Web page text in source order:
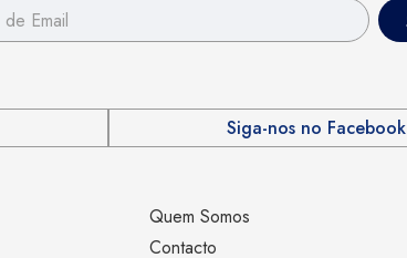
Siga-nos no Facebook
Quem Somos
Contacto